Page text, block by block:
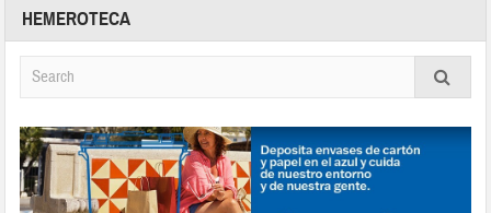
HEMEROTECA